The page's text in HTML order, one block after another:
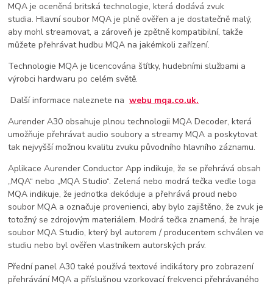
MQA je oceněná britská technologie, která dodává zvuk
studia. Hlavní soubor MQA je plně ověřen a je dostatečně malý,
aby mohl streamovat, a zároveň je zpětně kompatibilní, takže
můžete přehrávat hudbu MQA na jakémkoli zařízení.
Technologie MQA je licencována štítky, hudebními službami a
výrobci hardwaru po celém světě.
Další informacenaleznete nawebu mqa.co.uk.
Aurender A30 obsahuje plnou technologii MQA Decoder, která
umožňuje přehrávat audio soubory a streamy MQA a poskytovat
tak nejvyšší možnou kvalitu zvuku původního hlavního záznamu.
Aplikace Aurender Conductor App indikuje, že se přehrává obsah
„MQA“ nebo „MQA Studio“. Zelená nebo modrá tečka vedle loga
MQA indikuje, že jednotka dekóduje a přehrává proud nebo
soubor MQA a označuje provenienci, aby bylo zajištěno, že zvuk je
totožný se zdrojovým materiálem. Modrá tečka znamená, že hraje
soubor MQA Studio, který byl autorem / producentem schválen ve
studiu nebo byl ověřen vlastníkem autorských práv.
Přední panel A30 také používá textové indikátory pro zobrazení
přehrávání MQA a příslušnou vzorkovací frekvenci přehrávaného